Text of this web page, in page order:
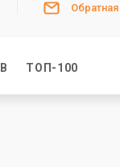
ТОП-100